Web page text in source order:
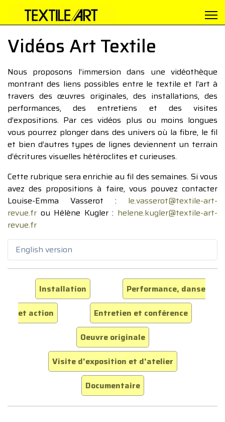
Vidéos Art Textile
Nous proposons l’immersion dans une vidéothèque
montrant des liens possibles entre le textile et l’art à
travers des œuvres originales, des installations, des
performances, des entretiens et des visites
d’expositions. Par ces vidéos plus ou moins longues
vous pourrez plonger dans des univers où la fibre, le fil
et bien d’autres types de lignes deviennent un terrain
d’écritures visuelles hétéroclites et curieuses.
Cette rubrique sera enrichie au fil des semaines. Si vous
avez des propositions à faire, vous pouvez contacter
Louise-Emma Vasserot : le.vasserot@textile-art-
revue.fr ou Hélène Kugler : helene.kugler@textile-art-
revue.fr
English version
Installation
Performance, danse
et action
Entretien et conférence
Oeuvre originale
Visite d'exposition et d'atelier
Documentaire